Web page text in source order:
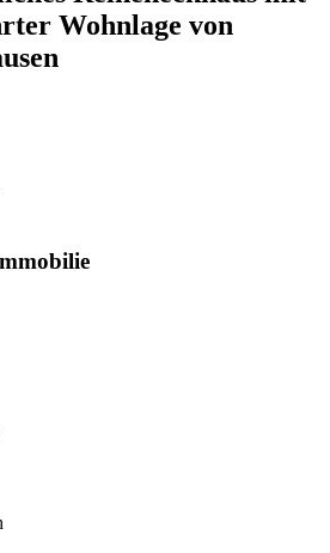
Wohnlage von